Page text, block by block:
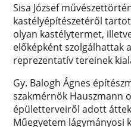
Sisa József
kastélyépítészetéről
olyan kastélytermet,
előképként szolgálhattak
reprezentatív tereinek
Gy. Balogh Ágnes
szakmérnök Hauszmann
épületterveiről adott
Műegyetem lágymányosi